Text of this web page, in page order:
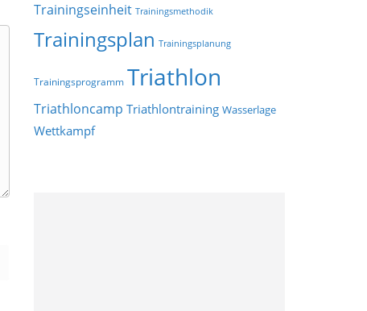
Trainingseinheit Trainingsmethodik
Trainingsplan Trainingsplanung
Trainingsprogramm Triathlon
Triathloncamp Triathlontraining Wasserlage
Wettkampf